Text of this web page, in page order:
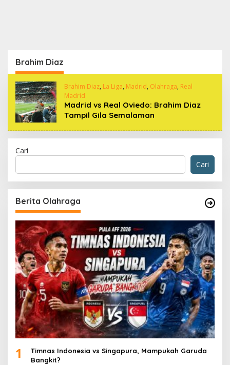
Brahim Diaz
Brahim Diaz, La Liga, Madrid, Olahraga, Real
Madrid
Madrid vs Real Oviedo: Brahim Diaz
Tampil Gila Semalaman
Cari
Cari
Berita Olahraga
1
Timnas Indonesia vs Singapura, Mampukah Garuda
Bangkit?